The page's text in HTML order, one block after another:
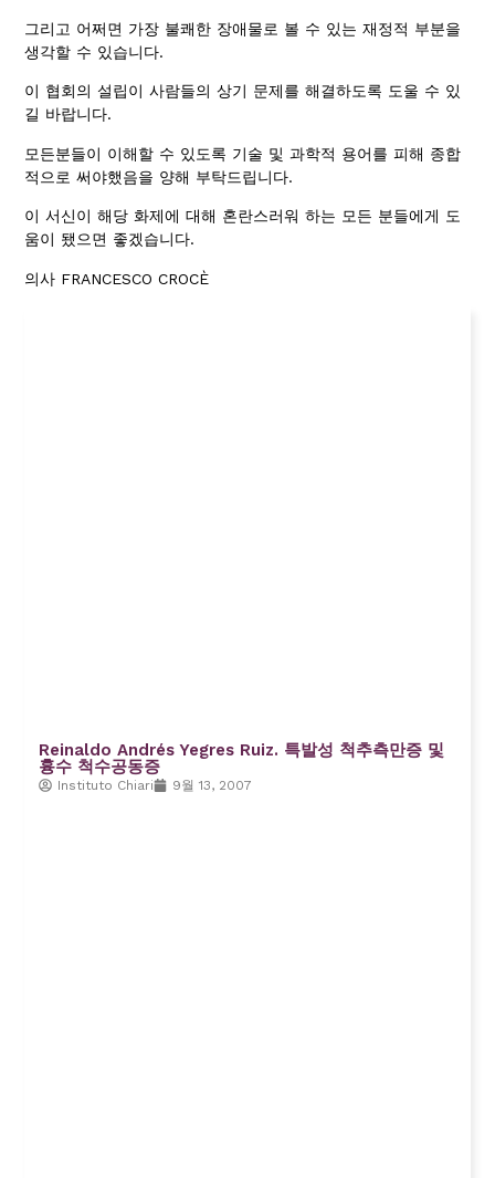
그리고 어쩌면 가장 불쾌한 장애물로 볼 수 있는 재정적 부분을
생각할 수 있습니다.
이 협회의 설립이 사람들의 상기 문제를 해결하도록 도울 수 있
길 바랍니다.
모든분들이 이해할 수 있도록 기술 및 과학적 용어를 피해 종합
적으로 써야했음을 양해 부탁드립니다.
이 서신이 해당 화제에 대해 혼란스러워 하는 모든 분들에게 도
움이 됐으면 좋겠습니다.
의사 FRANCESCO CROCÈ
Reinaldo Andrés Yegres Ruiz. 특발성 척추측만증 및
흉수 척수공동증
Instituto Chiari 9월 13, 2007